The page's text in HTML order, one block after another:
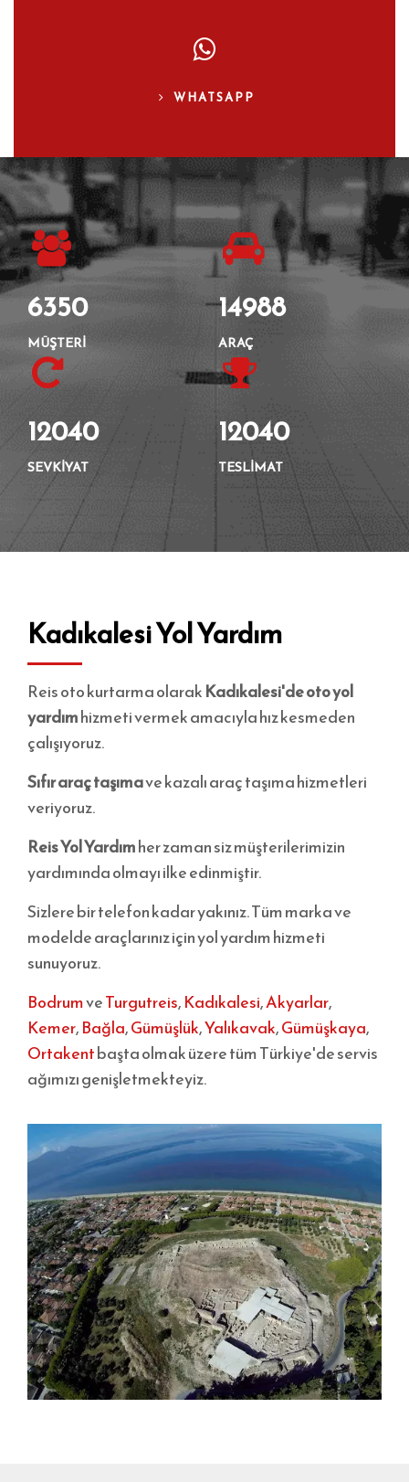
WHATSAPP
6350
MÜŞTERI
14988
ARAÇ
12040
SEVKIYAT
12040
TESLIMAT
Kadıkalesi Yol Yardım
Reis oto kurtarma olarakKadıkalesi'de oto yol
yardımhizmeti vermek amacıyla hız kesmeden
çalışıyoruz.
Sıfır araç taşımave kazalı araç taşıma hizmetleri
veriyoruz.
Reis Yol Yardımher zaman siz müşterilerimizin
yardımında olmayı ilke edinmiştir.
Sizlere bir telefon kadar yakınız. Tüm marka ve
modelde araçlarınız için yol yardım hizmeti
sunuyoruz.
BodrumveTurgutreis,Kadıkalesi,Akyarlar,
Kemer,Bağla,Gümüşlük,Yalıkavak,Gümüşkaya,
Ortakentbaşta olmak üzere tüm Türkiye'de servis
ağımızı genişletmekteyiz.